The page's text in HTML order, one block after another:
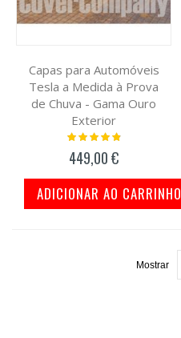
Capas para Automóveis
Tesla a Medida à Prova
de Chuva - Gama Ouro
Exterior
Classificação:
449,00 €
ADICIONAR AO CARRINHO
Mostrar